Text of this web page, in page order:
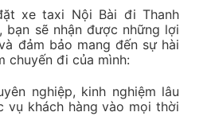
xe taxi Nội Bài đi Thanh
bạn sẽ nhận được những lợi
đảm bảo mang đến sự hài
chuyến đi của mình:
nghiệp, kinh nghiệm lâu
vụ khách hàng vào mọi thời